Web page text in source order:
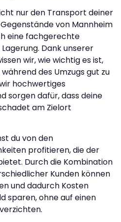
nur den Transport deiner
von Mannheim
eine fachgerechte
Dank unserer
wir, wie wichtig es ist,
des Umzugs gut zu
hochwertiges
sorgen dafür, dass deine
am Zielort
du von den
profitieren, die der
Durch die Kombination
Kunden können
und dadurch Kosten
sparen, ohne auf einen